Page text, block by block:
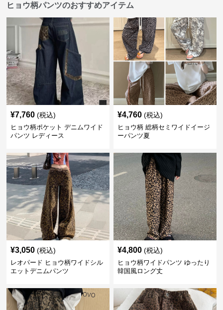
ヒョウ柄パンツのおすすめアイテム
¥7,760 (税込)
ヒョウ柄ポケット デニムワイド
パンツ レディース
¥4,760 (税込)
ヒョウ柄 総柄セミワイドイージ
ーパンツ夏
¥3,050 (税込)
レオパード ヒョウ柄ワイドシル
エットデニムパンツ
¥4,800 (税込)
ヒョウ柄ワイドパンツ ゆったり
韓国風ロング丈